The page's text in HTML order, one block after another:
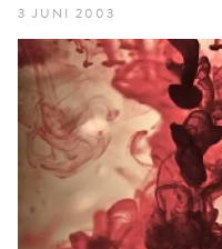
3 JUNI 2003